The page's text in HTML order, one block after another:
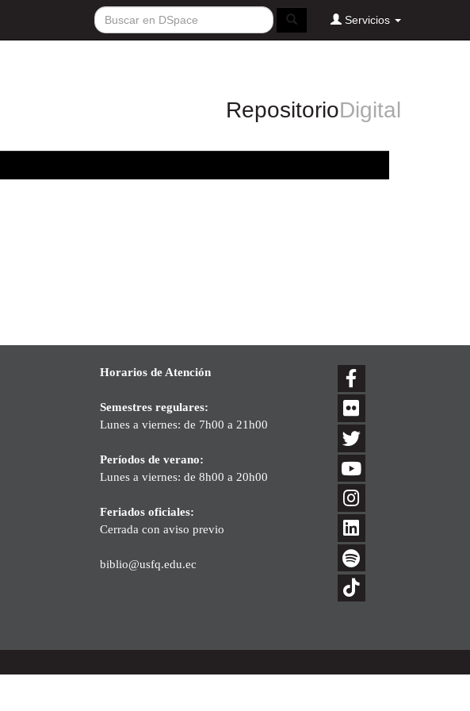
Servicios
RepositorioDigital
Horarios de Atención
Semestres regulares:
Lunes a viernes: de 7h00 a 21h00
Períodos de verano:
Lunes a viernes: de 8h00 a 20h00
Feriados oficiales:
Cerrada con aviso previo
biblio@usfq.edu.ec